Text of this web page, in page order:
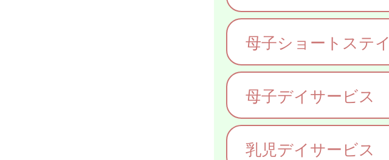
母子ショートステイ
母子デイサービス
乳児デイサービス